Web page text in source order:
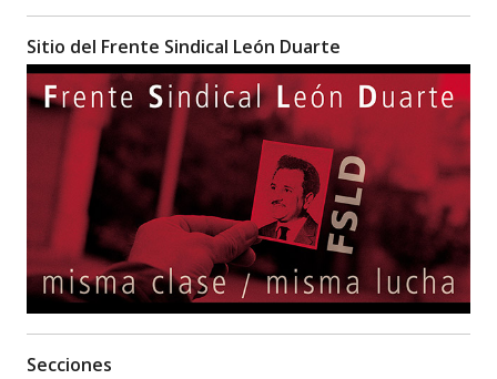
Sitio del Frente Sindical León Duarte
Secciones